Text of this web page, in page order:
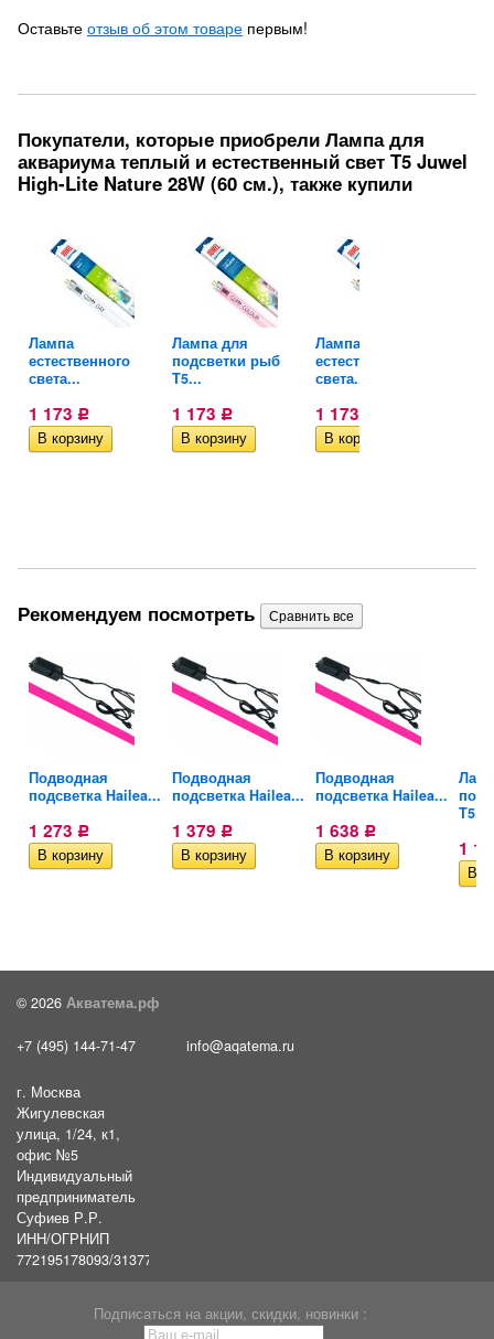
Оставьте отзыв об этом товаре первым!
Покупатели, которые приобрели Лампа для
аквариума теплый и естественный свет T5 Juwel
High-Lite Nature 28W (60 см.), также купили
Лампа
естественного
света...
1 173 Р
Лампа для
подсветки рыб
T5...
1 173 Р
Лампа
естественного
света...
1 173
Рекомендуем посмотреть
Подводная
подсветка Hailea...
1 273 Р
Подводная
подсветка Hailea...
1 379 Р
Подводная
подсветка Hailea...
1 638 Р
T5...
1
© 2026 Акватема.рф
+7 (495) 144-71-47 info@aqatema.ru
г. Москва
Жигулевская
улица, 1/24, к1,
офис №5
Индивидуальный
предприниматель
Суфиев Р.Р.
ИНН/ОГРНИП
772195178093/31377461610054
Подписаться на акции, скидки, новинки :